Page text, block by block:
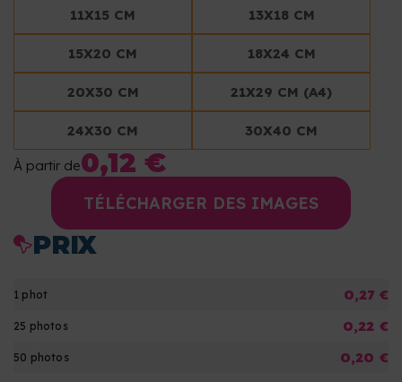
11X15 CM 13X18 CM
15X20 CM 18X24 CM
20X30 CM 21X29 CM (A4)
24X30 CM 30X40 CM
À partir de0,12 €
TÉLÉCHARGER DES IMAGES
PRIX
1 phot 0,27 €
25 photos 0,22 €
50 photos 0,20 €